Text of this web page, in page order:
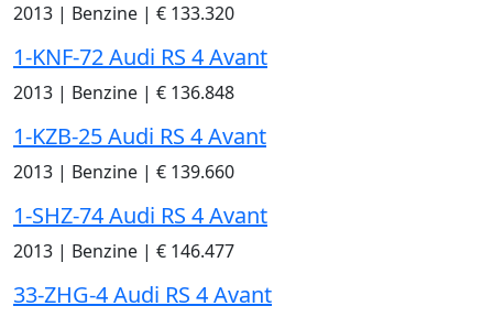
2013 | Benzine | € 133.320
1-KNF-72 Audi RS 4 Avant
2013 | Benzine | € 136.848
1-KZB-25 Audi RS 4 Avant
2013 | Benzine | € 139.660
1-SHZ-74 Audi RS 4 Avant
2013 | Benzine | € 146.477
33-ZHG-4 Audi RS 4 Avant